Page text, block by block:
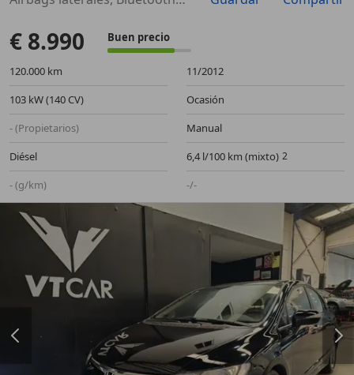
€ 8.990 Buen precio
120.000 km
11/2012
103 kW (140 CV)
Ocasión
- (Propietarios)
Manual
Diésel
6,4 l/100 km (mixto)
- (g/km)
-/-